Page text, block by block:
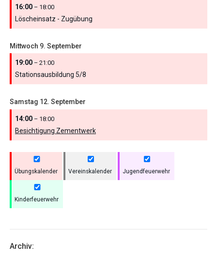
16:00 – 18:00
Löscheinsatz - Zugübung
Mittwoch 9. September
19:00 – 21:00
Stationsausbildung 5/8
Samstag 12. September
14:00 – 18:00
Besichtigung Zementwerk
Übungskalender Vereinskalender Jugendfeuerwehr
Kinderfeuerwehr
Archiv: